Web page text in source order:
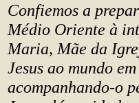
Confiemos a
Médio Oriente à
Maria, Mãe da
Jesus ao mundo
acompanhando-o